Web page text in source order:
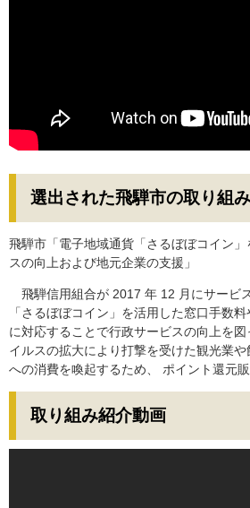
選出された飛騨市の取り組み
飛騨市「電子地域通貨「さるぼぼコイン
スの向上および地元企業の支援」
飛騨信用組合が 2017 年 12 月にサービ
「さるぼぼコイン」を活用した窓口手数
に対応することで行政サービスの向上を
イルスの拡大により打撃を受けた観光業
への消費を喚起するため、 ポイント還元
取り組み紹介動画